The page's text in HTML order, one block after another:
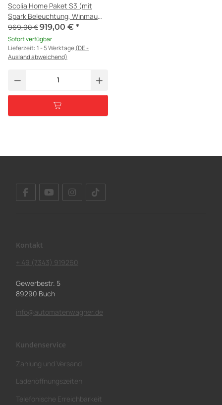
Scolia Home Paket S3 (mit
Spark Beleuchtung, Winmau
Blade 6, Surround schwarz) -
Dart Autoscoring
969,00 €919,00 € *
Sofort verfügbar
Lieferzeit:1 - 5 Werktage(DE -
Ausland abweichend)
Kontakt
+ 49 (7343) 919260
Gewerbestr. 5
89290 Buch
info@automatenwagner.de
Kundenservice
Zahlung und Versand
Ladenöffnungszeiten
Telefonische Erreichbarkeit